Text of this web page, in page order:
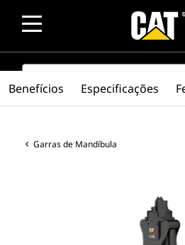
SEARCH
Garras de Mandíbula
Benefícios Especificações